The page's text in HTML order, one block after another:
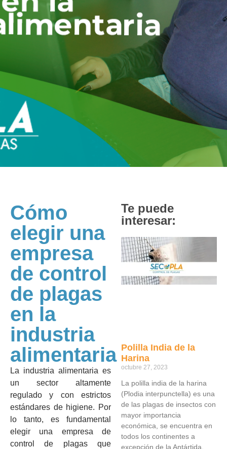
Cómo
elegir una
empresa
de control
de plagas
en la
industria
alimentaria
La industria alimentaria es
un sector altamente
regulado y con estrictos
estándares de higiene. Por
lo tanto, es fundamental
elegir una empresa de
control de plagas que
Te puede
interesar:
Polilla India de la
Harina
octubre 27, 2023
La polilla india de la harina
(Plodia interpunctella) es una
de las plagas de insectos con
mayor importancia
económica, se encuentra en
todos los continentes a
excepción de la Antártida.